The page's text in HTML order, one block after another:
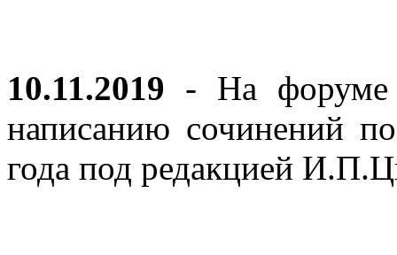
10.11.2019 - На форуме
написанию сочинений
года под редакцией